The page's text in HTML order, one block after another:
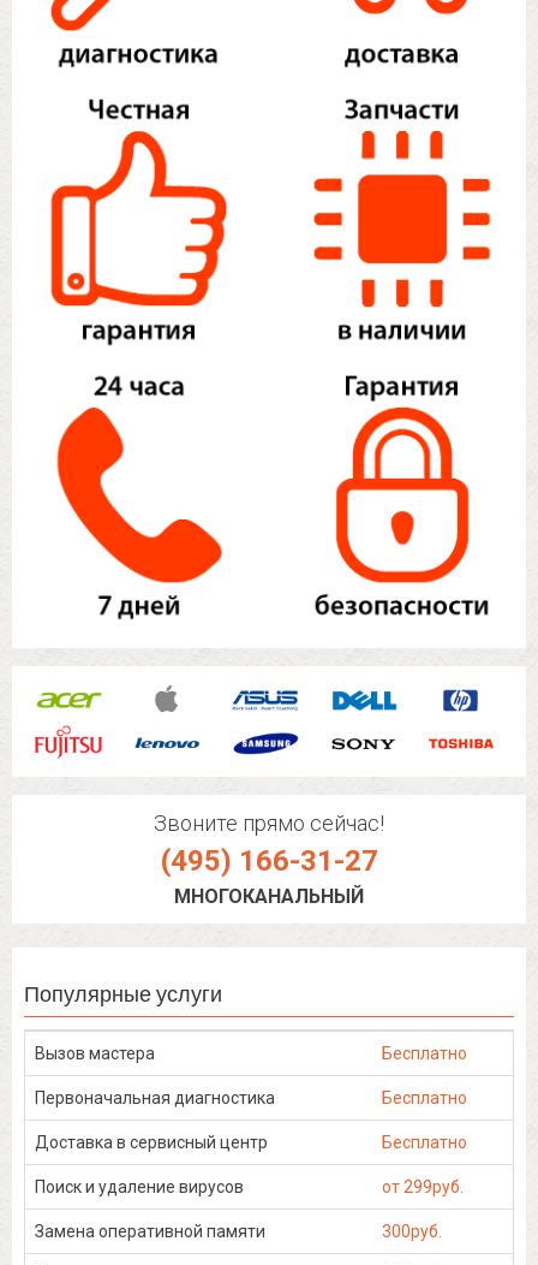
Звоните прямо сейчас!
(495) 166-31-27
МНОГОКАНАЛЬНЫЙ
Популярные услуги
Вызов мастера Бесплатно
Первоначальная диагностика Бесплатно
Доставка в сервисный центр Бесплатно
Поиск и удаление вирусов от 299руб.
Замена оперативной памяти 300руб.